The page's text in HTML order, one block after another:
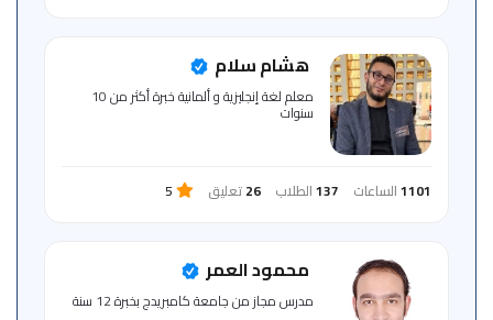
هشام سلام
معلم لغة إنجليزية و ألمانية خبرة أكثر من 10
سنوات‏
1101الساعات 137الطلاب 26تعليق 5
محمود العمر
مدرس مجاز من جامعة كامبريدج بخبرة 12 سنة